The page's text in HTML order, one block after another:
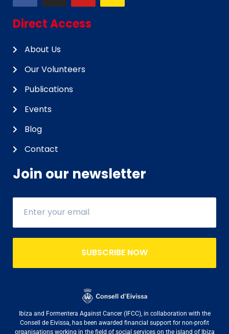
Direct Access
About Us
Our Volunteers
Publications
Events
Blog
Contact
Join our newsletter
SUBSCRIBE NOW
Ibiza and Formentera Against Cancer (IFCC), in collaboration with the
Consell de Eivissa, has been awarded financial support for non-profit
organisations working in the field of social services on the island of Ibiza